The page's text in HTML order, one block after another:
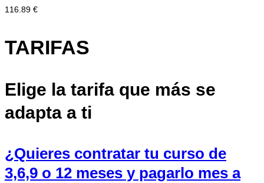
116.89 €
TARIFAS
Elige la tarifa que más se
adapta a ti
¿Quieres contratar tu curso de
3,6,9 o 12 meses y pagarlo mes a